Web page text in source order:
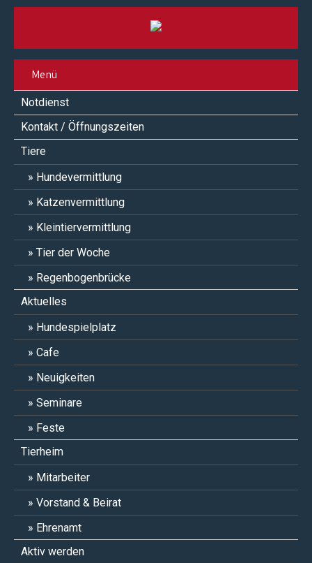
Menü
Notdienst
Kontakt / Öffnungszeiten
Tiere
Hundevermittlung
Katzenvermittlung
Kleintiervermittlung
Tier der Woche
Regenbogenbrücke
Aktuelles
Hundespielplatz
Cafe
Neuigkeiten
Seminare
Feste
Tierheim
Mitarbeiter
Vorstand & Beirat
Ehrenamt
Aktiv werden